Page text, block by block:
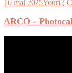
16 mai 2025Youri (
ARCO –